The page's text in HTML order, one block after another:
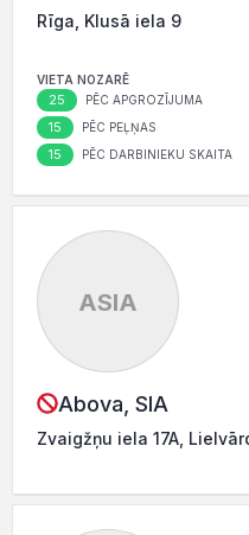
Rīga, Klusā iela 9
VIETA NOZARĒ
25 PĒC APGROZĪJUMA
15 PĒC PEĻŅAS
15 PĒC DARBINIEKU SKAITA
ASIA
Abova, SIA
Zvaigžņu iela 17A,